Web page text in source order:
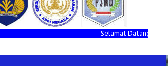
Selamat Datang Di Media